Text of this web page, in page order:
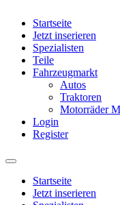
Startseite
Jetzt inserieren
Spezialisten
Teile
Fahrzeugmarkt
Autos
Traktoren
Motorräder
Login
Register
Startseite
Jetzt inserieren